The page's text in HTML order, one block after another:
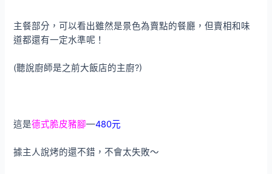
主餐部分，可以看出雖然是景色為賣點的餐廳，但賣相和味
道都還有一定水準呢！
(聽說廚師是之前大飯店的主廚?)
這是德式脆皮豬腳—480元
據主人說烤的還不錯，不會太失敗～